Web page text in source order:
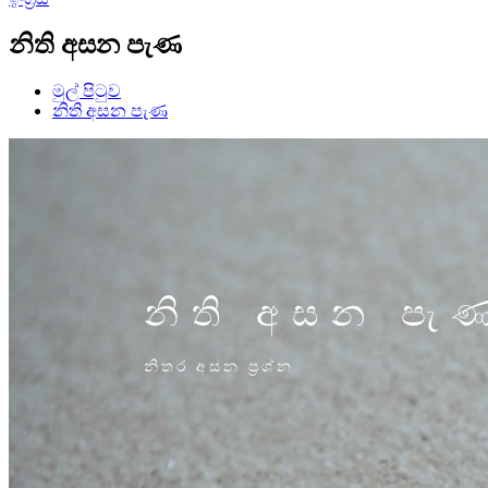
නිති අසන පැණ
මුල් පිටුව
නිති අසන පැණ
නිති අසන
නිතර අසන ප්‍රශ්න